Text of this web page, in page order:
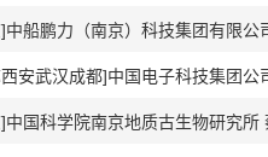
中船鹏力（南京）科技集团有限公
安武汉成都]中国电子科技集团
中国科学院南京地质古生物研究所